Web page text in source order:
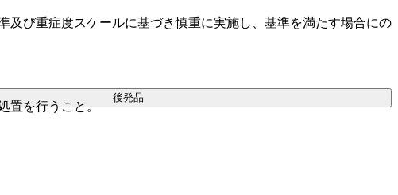
び重症度スケールに基づき慎重に実施し、基準を満たす場合にの
置を行うこと。
後発品